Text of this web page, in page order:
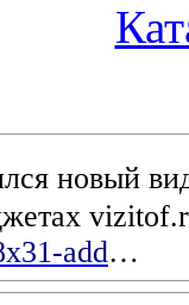
новый
add…